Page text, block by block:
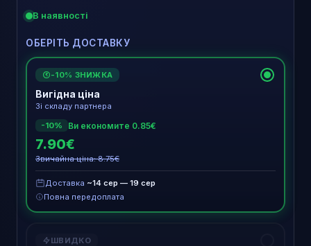
В наявності
ОБЕРІТЬ ДОСТАВКУ
€ -10% ЗНИЖКА
Вигідна ціна
Зі складу партнера
-10%
Ви економите 0.85€
7.90€
Звичайна ціна: 8.75€
Доставка ~14 сер — 19 сер
Повна передоплата
ШВИДКО